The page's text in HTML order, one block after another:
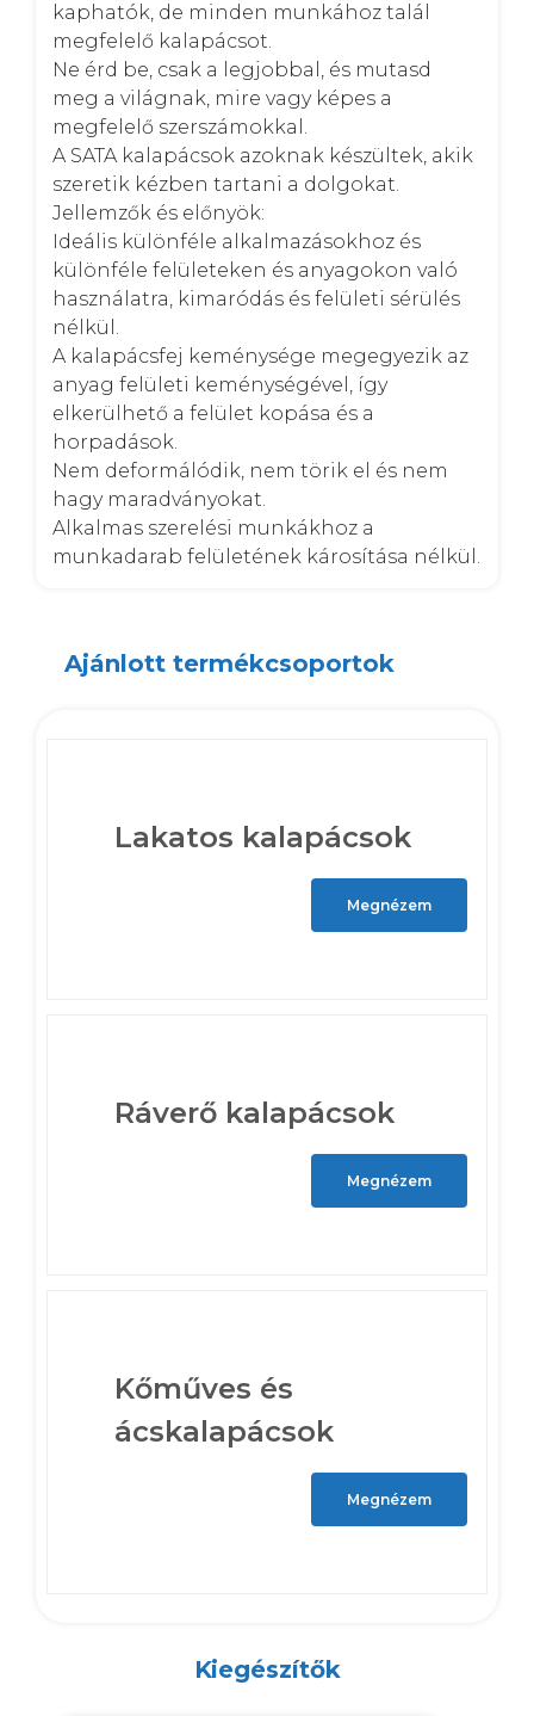
kaphatók, de minden munkához talál
megfelelő kalapácsot.
Ne érd be, csak a legjobbal, és mutasd
meg a világnak, mire vagy képes a
megfelelő szerszámokkal.
A SATA kalapácsok azoknak készültek, akik
szeretik kézben tartani a dolgokat.
Jellemzők és előnyök:
Ideális különféle alkalmazásokhoz és
különféle felületeken és anyagokon való
használatra, kimaródás és felületi sérülés
nélkül.
A kalapácsfej keménysége megegyezik az
anyag felületi keménységével, így
elkerülhető a felület kopása és a
horpadások.
Nem deformálódik, nem törik el és nem
hagy maradványokat.
Alkalmas szerelési munkákhoz a
munkadarab felületének károsítása nélkül.
Ajánlott termékcsoportok
Lakatos kalapácsok
Megnézem
Ráverő kalapácsok
Megnézem
Kőműves és
ácskalapácsok
Megnézem
Kiegészítők